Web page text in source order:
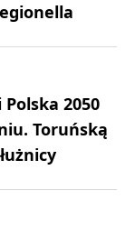
2050
Toruńską